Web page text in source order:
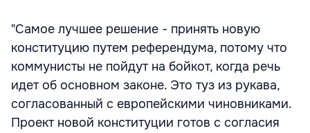
"Самое лучшее решение - принять новую
конституцию путем референдума, потому что
коммунисты не пойдут на бойкот, когда речь
идет об основном законе. Это туз из рукава,
согласованный с европейскими чиновниками.
Проект новой конституции готов с согласия